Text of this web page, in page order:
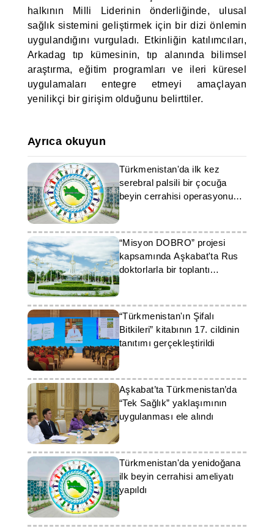
halkının Milli Liderinin önderliğinde, ulusal
sağlık sistemini geliştirmek için bir dizi önlemin
uygulandığını vurguladı. Etkinliğin katılımcıları,
Arkadag tıp kümesinin, tıp alanında bilimsel
araştırma, eğitim programları ve ileri küresel
uygulamaları entegre etmeyi amaçlayan
yenilikçi bir girişim olduğunu belirttiler.
Ayrıca okuyun
Türkmenistan'da ilk kez
serebral palsili bir çocuğa
beyin cerrahisi operasyonu
gerçekleştirildi
“Misyon DOBRO” projesi
kapsamında Aşkabat'ta Rus
doktorlarla bir toplantı
düzenlenecek
“Türkmenistan'ın Şifalı
Bitkileri” kitabının 17. cildinin
tanıtımı gerçekleştirildi
Aşkabat’ta Türkmenistan’da
“Tek Sağlık” yaklaşımının
uygulanması ele alındı
Türkmenistan'da yenidoğana
ilk beyin cerrahisi ameliyatı
yapıldı